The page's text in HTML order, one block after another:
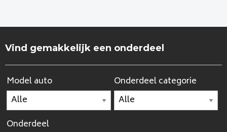
Vind gemakkelijk een onderdeel
Model auto Onderdeel categorie
Onderdeel